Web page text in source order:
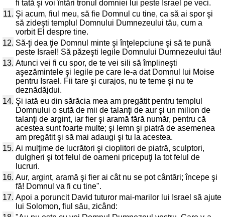
fi tată şi voi întări tronul domniei lui peste Israel pe veci.
11. Şi acum, fiul meu, să fie Domnul cu tine, ca să ai spor şi
să zideşti templul Domnului Dumnezeului tău, cum a
vorbit El despre tine.
12. Să-ţi dea ţie Domnul minte şi înţelepciune şi să te pună
peste Israel! Să păzeşti legile Domnului Dumnezeului tău!
13. Atunci vei fi cu spor, de te vei sili să împlineşti
aşezămintele şi legile pe care le-a dat Domnul lui Moise
pentru Israel. Fii tare şi curajos, nu te teme şi nu te
deznădăjdui.
14. Şi iată eu din sărăcia mea am pregătit pentru templul
Domnului o sută de mii de talanţi de aur şi un milion de
talanţi de argint, iar fier şi aramă fără număr, pentru că
acestea sunt foarte multe; şi lemn şi piatră de asemenea
am pregătit şi să mai adaugi şi tu la acestea.
15. Ai mulţime de lucrători şi cioplitori de piatră, sculptori,
dulgheri şi tot felul de oameni pricepuţi la tot felul de
lucruri.
16. Aur, argint, aramă şi fier ai cât nu se pot cântări; începe şi
fă! Domnul va fi cu tine".
17. Apoi a poruncit David tuturor mai-marilor lui Israel să ajute
lui Solomon, fiul său, zicând: